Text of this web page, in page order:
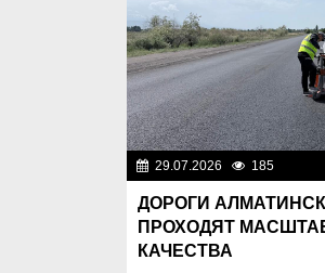
29.07.2026 185
ДОРОГИ
ПРОХОДЯТ
КАЧЕСТВА